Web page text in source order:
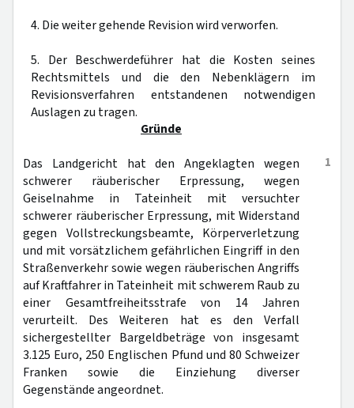
4. Die weiter gehende Revision wird verworfen.
5. Der Beschwerdeführer hat die Kosten seines
Rechtsmittels und die den Nebenklägern im
Revisionsverfahren entstandenen notwendigen
Auslagen zu tragen.
Gründe
1
Das Landgericht hat den Angeklagten wegen
schwerer räuberischer Erpressung, wegen
Geiselnahme in Tateinheit mit versuchter
schwerer räuberischer Erpressung, mit Widerstand
gegen Vollstreckungsbeamte, Körperverletzung
und mit vorsätzlichem gefährlichen Eingriff in den
Straßenverkehr sowie wegen räuberischen Angriffs
auf Kraftfahrer in Tateinheit mit schwerem Raub zu
einer Gesamtfreiheitsstrafe von 14 Jahren
verurteilt. Des Weiteren hat es den Verfall
sichergestellter Bargeldbeträge von insgesamt
3.125 Euro, 250 Englischen Pfund und 80 Schweizer
Franken sowie die Einziehung diverser
Gegenstände angeordnet.